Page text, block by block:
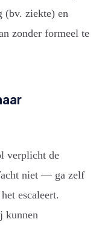
(bv. ziekte) en
zonder formeel te
verplicht de
niet — ga zelf
escaleert.
kunnen